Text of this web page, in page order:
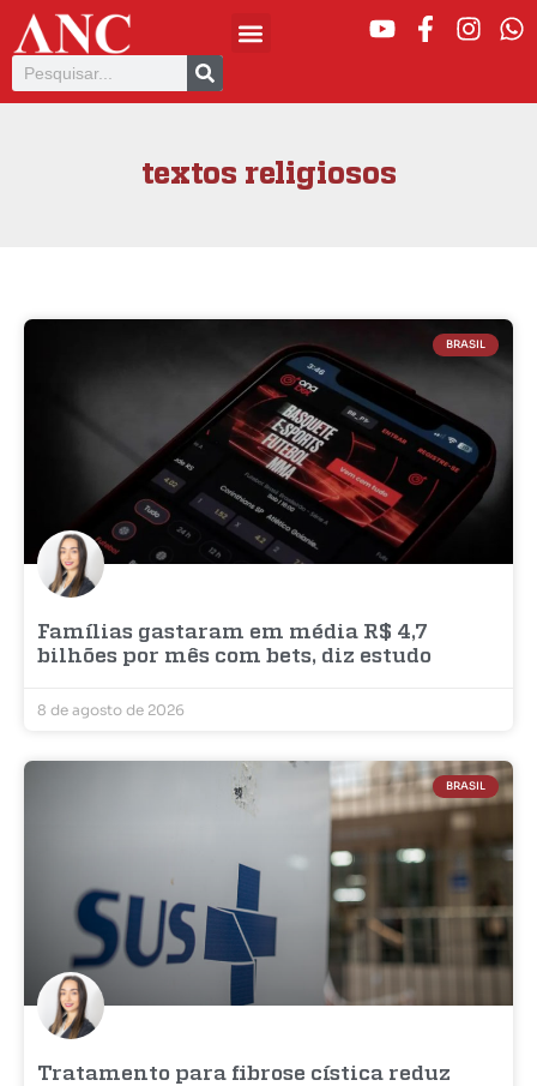
textos religiosos
BRASIL
Famílias gastaram em média R$ 4,7
bilhões por mês com bets, diz estudo
8 de agosto de 2026
BRASIL
Tratamento para fibrose cística reduz